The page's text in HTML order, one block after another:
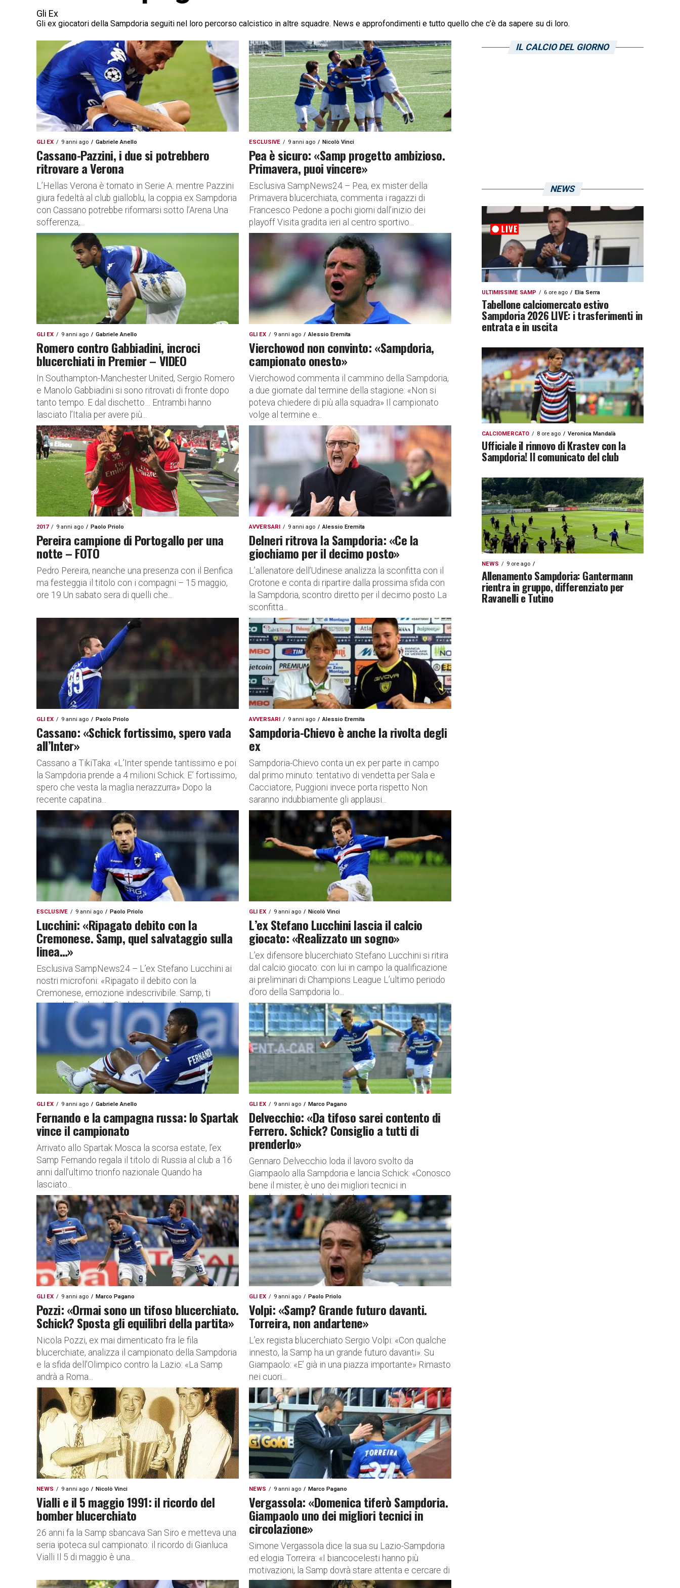
Gli Ex
Gli ex giocatori della Sampdoria seguiti nel loro percorso calcistico in altre squadre. News e approfondimenti e tutto quello che c’è da sapere su di loro.
GLI EX 9 anni ago Gabriele Anello
Cassano-Pazzini, i due si potrebbero
ritrovare a Verona
L’Hellas Verona è tornato in Serie A: mentre Pazzini
giura fedeltà al club gialloblu, la coppia ex Sampdoria
con Cassano potrebbe riformarsi sotto l’Arena Una
sofferenza,...
ESCLUSIVE 9 anni ago Nicolò Vinci
Pea è sicuro: «Samp progetto ambizioso.
Primavera, puoi vincere»
Esclusiva SampNews24 – Pea, ex mister della
Primavera blucerchiata, commenta i ragazzi di
Francesco Pedone a pochi giorni dall’inizio dei
playoff Visita gradita ieri al centro sportivo...
GLI EX 9 anni ago Gabriele Anello
Romero contro Gabbiadini, incroci
blucerchiati in Premier – VIDEO
In Southampton-Manchester United, Sergio Romero
e Manolo Gabbiadini si sono ritrovati di fronte dopo
tanto tempo. E dal dischetto… Entrambi hanno
lasciato l’Italia per avere più...
GLI EX 9 anni ago Alessio Eremita
Vierchowod non convinto: «Sampdoria,
campionato onesto»
Vierchowod commenta il cammino della Sampdoria,
a due giornate dal termine della stagione: «Non si
poteva chiedere di più alla squadra» Il campionato
volge al termine e...
2017 9 anni ago Paolo Priolo
Pereira campione di Portogallo per una
notte – FOTO
Pedro Pereira, neanche una presenza con il Benfica
ma festeggia il titolo con i compagni – 15 maggio,
ore 19 Un sabato sera di quelli che...
AVVERSARI 9 anni ago Alessio Eremita
Delneri ritrova la Sampdoria: «Ce la
giochiamo per il decimo posto»
L’allenatore dell’Udinese analizza la sconfitta con il
Crotone e conta di ripartire dalla prossima sfida con
la Sampdoria, scontro diretto per il decimo posto La
sconfitta...
GLI EX 9 anni ago Paolo Priolo
Cassano: «Schick fortissimo, spero vada
all’Inter»
Cassano a TikiTaka: «L’Inter spende tantissimo e poi
la Sampdoria prende a 4 milioni Schick. E’ fortissimo,
spero che vesta la maglia nerazzurra» Dopo la
recente capatina...
AVVERSARI 9 anni ago Alessio Eremita
Sampdoria-Chievo è anche la rivolta degli
ex
Sampdoria-Chievo conta un ex per parte in campo
dal primo minuto: tentativo di vendetta per Sala e
Cacciatore, Puggioni invece porta rispetto Non
saranno indubbiamente gli applausi...
ESCLUSIVE 9 anni ago Paolo Priolo
Lucchini: «Ripagato debito con la
Cremonese. Samp, quel salvataggio sulla
linea…»
Esclusiva SampNews24 – L’ex Stefano Lucchini ai
nostri microfoni: «Ripagato il debito con la
Cremonese, emozione indescrivibile. Samp, ti
consiglio Brighenti» Si chiude un cerchio, per
GLI EX 9 anni ago Nicolò Vinci
L’ex Stefano Lucchini lascia il calcio
giocato: «Realizzato un sogno»
L’ex difensore blucerchiato Stefano Lucchini si ritira
dal calcio giocato: con lui in campo la qualificazione
ai preliminari di Champions League L’ultimo periodo
d’oro della Sampdoria lo...
GLI EX 9 anni ago Gabriele Anello
Fernando e la campagna russa: lo Spartak
vince il campionato
Arrivato allo Spartak Mosca la scorsa estate, l’ex
Samp Fernando regala il titolo di Russia al club a 16
anni dall’ultimo trionfo nazionale Quando ha
lasciato...
GLI EX 9 anni ago Marco Pagano
Delvecchio: «Da tifoso sarei contento di
Ferrero. Schick? Consiglio a tutti di
prenderlo»
Gennaro Delvecchio loda il lavoro svolto da
Giampaolo alla Sampdoria e lancia Schick: «Conosco
bene il mister, è uno dei migliori tecnici in
circolazione. Schick è pronto...
GLI EX 9 anni ago Marco Pagano
Pozzi: «Ormai sono un tifoso blucerchiato.
Schick? Sposta gli equilibri della partita»
Nicola Pozzi, ex mai dimenticato fra le fila
blucerchiate, analizza il campionato della Sampdoria
e la sfida dell’Olimpico contro la Lazio: «La Samp
andrà a Roma...
GLI EX 9 anni ago Paolo Priolo
Volpi: «Samp? Grande futuro davanti.
Torreira, non andartene»
L’ex regista blucerchiato Sergio Volpi: «Con qualche
innesto, la Samp ha un grande futuro davanti». Su
Giampaolo: «E’ già in una piazza importante» Rimasto
nei cuori...
NEWS 9 anni ago Nicolò Vinci
Vialli e il 5 maggio 1991: il ricordo del
bomber blucerchiato
26 anni fa la Samp sbancava San Siro e metteva una
seria ipoteca sul campionato: il ricordo di Gianluca
Vialli Il 5 di maggio è una...
NEWS 9 anni ago Marco Pagano
Vergassola: «Domenica tiferò Sampdoria.
Giampaolo uno dei migliori tecnici in
circolazione»
Simone Vergassola dice la sua su Lazio-Sampdoria
ed elogia Torreira: «I biancocelesti hanno più
motivazioni, la Samp dovrà stare attenta e cercare di
ripartire. Torreira mi ricorda...
IL CALCIO DEL GIORNO
NEWS
ULTIMISSIME SAMP 6 ore ago Elia Serra
Tabellone calciomercato estivo
Sampdoria 2026 LIVE: i trasferimenti in
entrata e in uscita
CALCIOMERCATO 8 ore ago Veronica Mandalà
Ufficiale il rinnovo di Krastev con la
Sampdoria! Il comunicato del club
NEWS 9 ore ago
Allenamento Sampdoria: Gantermann
rientra in gruppo, differenziato per
Ravanelli e Tutino